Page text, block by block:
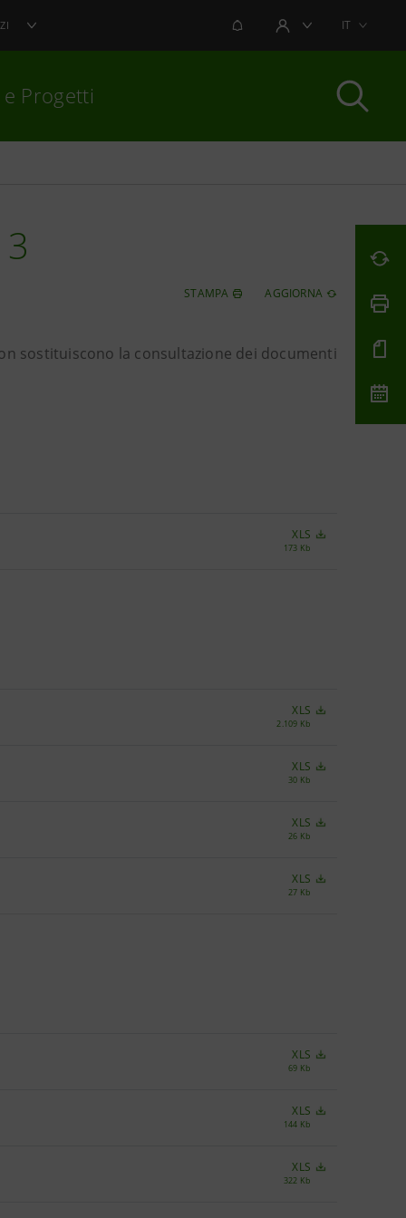
NOTIFICHEAREA UTENTEIT
e Progetti
STAMPA AGGIORNA
sostituiscono la consultazione dei documenti
XLS
173 Kb
XLS
2.109 Kb
XLS
30 Kb
XLS
26 Kb
XLS
27 Kb
XLS
69 Kb
XLS
144 Kb
XLS
322 Kb